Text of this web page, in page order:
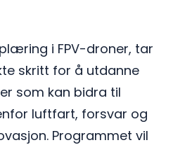
i FPV-droner, tar
skritt for å utdanne
som kan bidra til
luftfart, forsvar og
Programmet vil